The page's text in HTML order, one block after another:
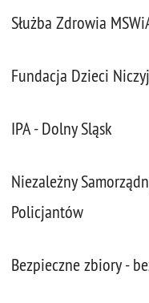
Służba Zdrowia
Fundacja Dzieci
IPA - Dolny Sląsk
Niezależny
Policjantów
Bezpieczne zbiory -